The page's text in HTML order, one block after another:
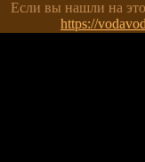
Если вы нашли на
https://